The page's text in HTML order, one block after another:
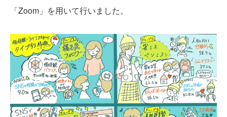
「Zoom」を用いて行いました。